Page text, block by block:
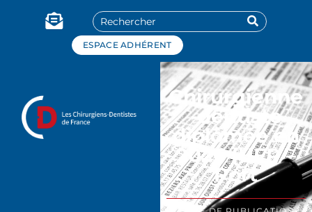
ESPACE ADHÉRENT
Chirurgienne
-dentiste
diplômée en
2026 (UFP –
Port
Panneau de gestion des cookies